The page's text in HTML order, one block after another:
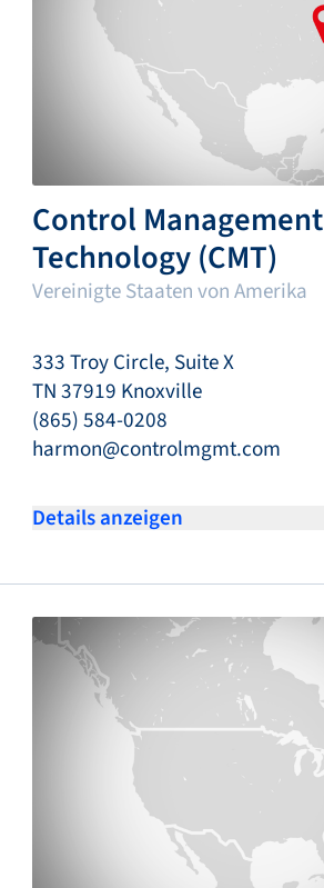
Control Management
Technology (CMT)
Vereinigte Staaten von Amerika
333 Troy Circle, Suite X
TN 37919 Knoxville
(865) 584-0208
harmon@controlmgmt.com
Details anzeigen